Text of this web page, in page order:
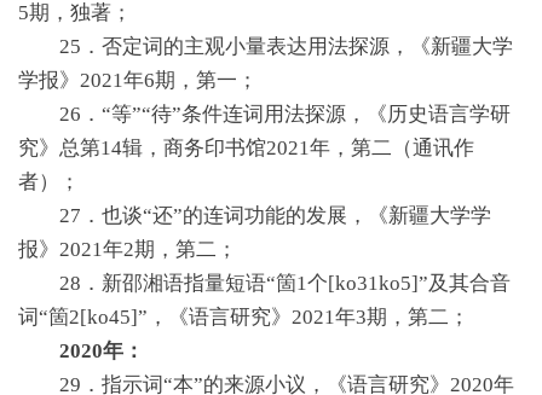
5期，独著；
25．否定词的主观小量表达用法探源，《新疆大学
学报》2021年6期，第一；
26．“等”“待”条件连词用法探源，《历史语言学研
究》总第14辑，商务印书馆2021年，第二（通讯作
者）；
27．也谈“还”的连词功能的发展，《新疆大学学
报》2021年2期，第二；
28．新邵湘语指量短语“箇1个[ko31ko5]”及其合音
词“箇2[ko45]”，《语言研究》2021年3期，第二；
2020年：
29．指示词“本”的来源小议，《语言研究》2020年